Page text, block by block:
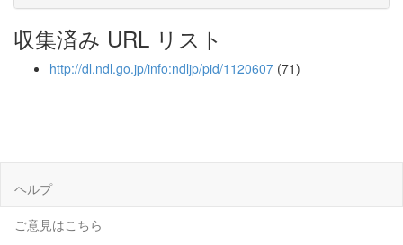
収集済み URL リスト
http://dl.ndl.go.jp/info:ndljp/pid/1120607 (71)
ヘルプ
ご意見はこちら